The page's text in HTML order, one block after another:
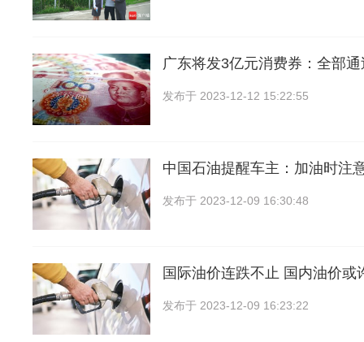
广东将发3亿元消费券：全部
发布于 2023-12-12 15:22:55
中国石油提醒车主：加油时注
发布于 2023-12-09 16:30:48
国际油价连跌不止 国内油价或
发布于 2023-12-09 16:23:22